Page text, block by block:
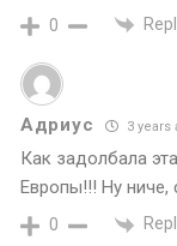
0
Адриус 3 years
Как задолбала
Европы!!! Ну ниче,
0